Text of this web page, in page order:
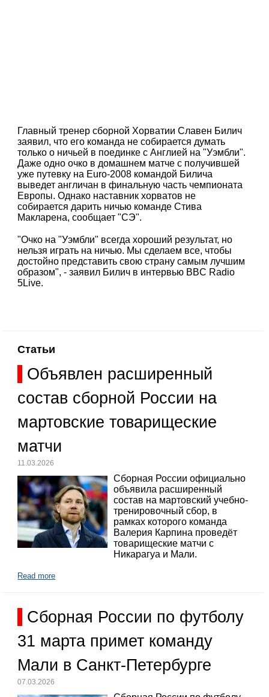
Главный тренер сборной Хорватии Славен Билич
заявил, что его команда не собирается думать
только о ничьей в поединке с Англией на "Уэмбли".
Даже одно очко в домашнем матче с получившей
уже путевку на Euro-2008 командой Билича
выведет англичан в финальную часть чемпионата
Европы. Однако наставник хорватов не
собирается дарить ничью команде Стива
Макларена, сообщает "СЭ".
"Очко на "Уэмбли" всегда хороший результат, но
нельзя играть на ничью. Мы сделаем все, чтобы
достойно представить свою страну самым лучшим
образом", - заявил Билич в интервью BBC Radio
5Live.
Статьи
Объявлен расширенный
состав сборной России на
мартовские товарищеские
матчи
11.03.2026
Сборная России официально
объявила расширенный
состав на мартовский учебно-
тренировочный сбор, в
рамках которого команда
Валерия Карпина проведёт
товарищеские матчи с
Никарагуа и Мали.
Read more
Сборная России по футболу
31 марта примет команду
Мали в Санкт-Петербурге
07.03.2026